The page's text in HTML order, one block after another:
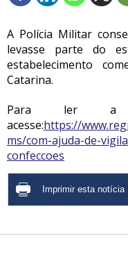
A Polícia Militar
levasse parte do
estabelecimento
Catarina.
Para ler a
acesse:https://
ms/com-ajuda-de-
confeccoes